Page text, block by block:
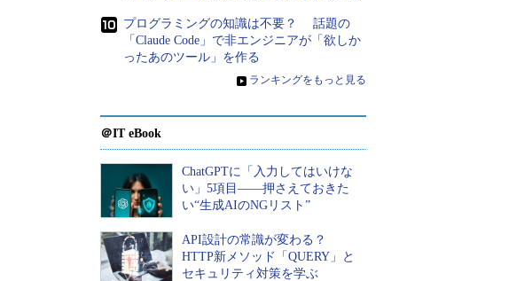
プログラミングの知識は不要？ 話題の
「Claude Code」で非エンジニアが「欲しか
ったあのツール」を作る
» ランキングをもっと見る
＠IT eBook
ChatGPTに「入力してはいけな
い」5項目――押さえておきた
い“生成AIのNGリスト”
API設計の常識が変わる？
HTTP新メソッド「QUERY」と
セキュリティ対策を学ぶ